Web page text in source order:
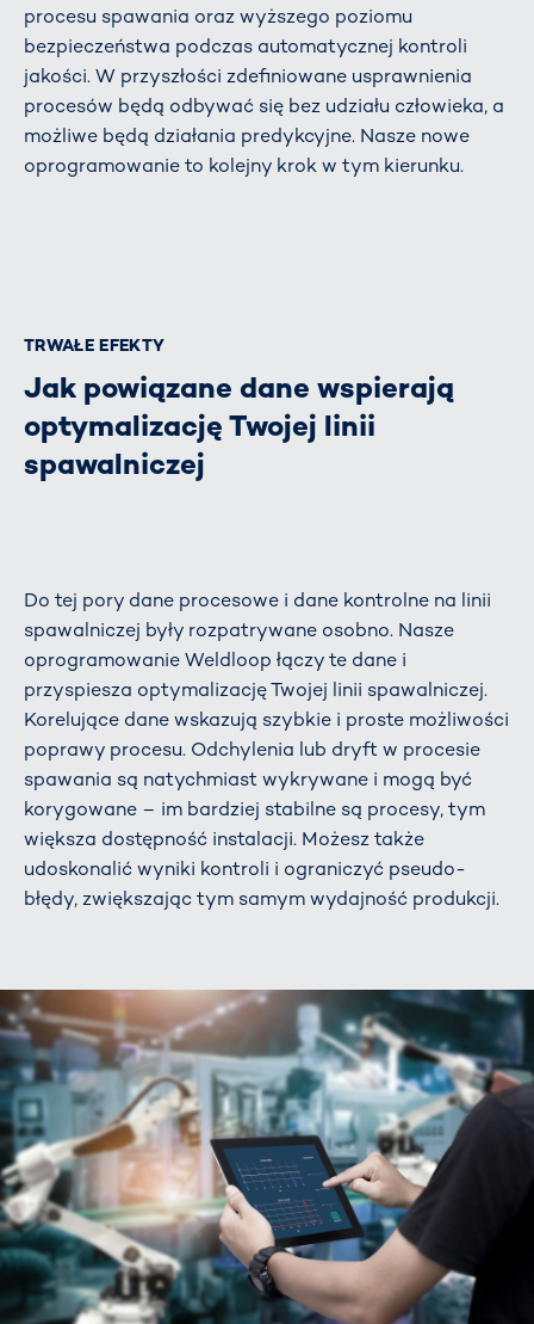
procesu spawania oraz wyższego poziomu
bezpieczeństwa podczas automatycznej kontroli
jakości. W przyszłości zdefiniowane usprawnienia
procesów będą odbywać się bez udziału człowieka, a
możliwe będą działania predykcyjne. Nasze nowe
oprogramowanie to kolejny krok w tym kierunku.
TRWAŁE EFEKTY
Jak powiązane dane wspierają
optymalizację Twojej linii
spawalniczej
Do tej pory dane procesowe i dane kontrolne na linii
spawalniczej były rozpatrywane osobno. Nasze
oprogramowanie Weldloop łączy te dane i
przyspiesza optymalizację Twojej linii spawalniczej.
Korelujące dane wskazują szybkie i proste możliwości
poprawy procesu. Odchylenia lub dryft w procesie
spawania są natychmiast wykrywane i mogą być
korygowane – im bardziej stabilne są procesy, tym
większa dostępność instalacji. Możesz także
udoskonalić wyniki kontroli i ograniczyć pseudo-
błędy, zwiększając tym samym wydajność produkcji.